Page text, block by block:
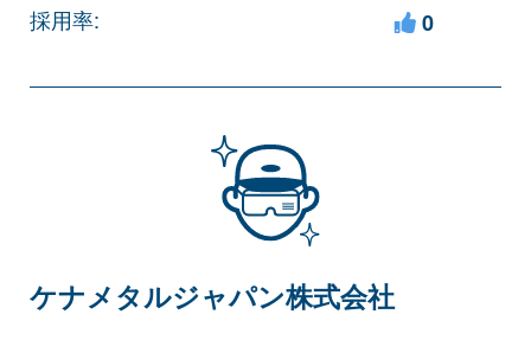
採用率:
0
ケナメタルジャパン株式会社